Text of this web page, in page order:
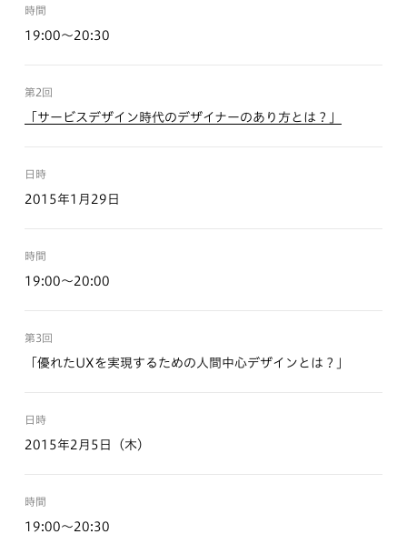
時間
19:00〜20:30
第2回
「サービスデザイン時代のデザイナーのあり方とは？」
日時
2015年1月29日
時間
19:00〜20:00
第3回
「優れたUXを実現するための人間中心デザインとは？」
日時
2015年2月5日（木）
時間
19:00〜20:30